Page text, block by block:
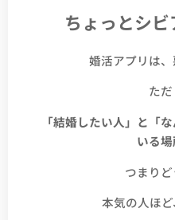
ちょっとシ
婚活アプリは、
た
「結婚したい人」と「
いる
つまりど
本気の人ほど